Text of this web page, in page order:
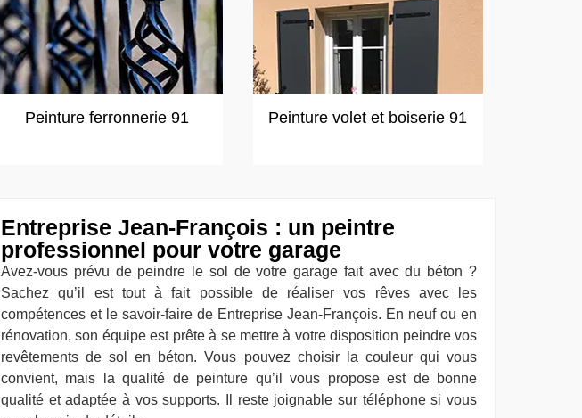
Peinture ferronnerie 91 Peinture volet et boiserie 91
Entreprise Jean-François : un peintre
professionnel pour votre garage
Avez-vous prévu de peindre le sol de votre garage fait avec du béton ?
Sachez qu’il est tout à fait possible de réaliser vos rêves avec les
compétences et le savoir-faire de Entreprise Jean-François. En neuf ou en
rénovation, son équipe est prête à se mettre à votre disposition peindre vos
revêtements de sol en béton. Vous pouvez choisir la couleur qui vous
convient, mais la qualité de peinture qu’il vous propose est de bonne
qualité et adaptée à vos supports. Il reste joignable sur téléphone si vous